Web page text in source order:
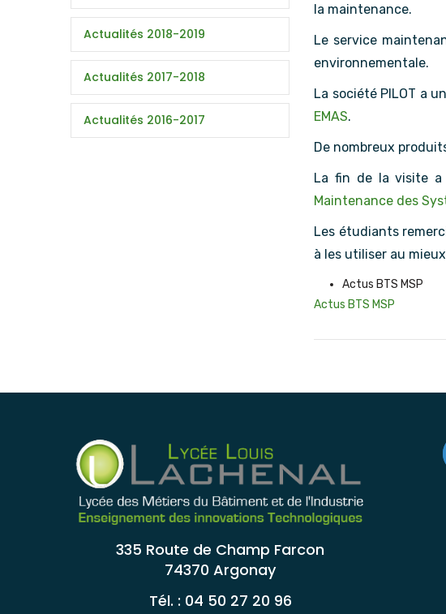
la maintenance.
Le service
environnementale.
La société PILOT a
EMAS.
De nombreux
La fin de la visite a
Maintenance des
Les étudiants
à les utiliser au
Actus BTS MSP
Actus BTS MSP
Actualités 2018-2019
Actualités 2017-2018
Actualités 2016-2017
335 Route de Champ Farcon
74370 Argonay
Tél. : 04 50 27 20 96